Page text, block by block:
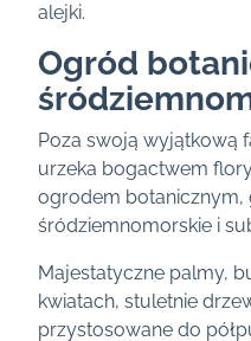
alejki.
Ogród
Poza swoją wyjątkową
urzeka bogactwem
ogrodem botanicznym,
śródziemnomorskie i
Majestatyczne palmy,
kwiatach, stuletnie
przystosowane do